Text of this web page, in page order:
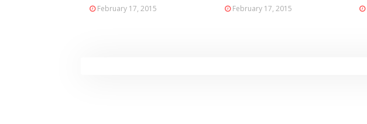
February 17, 2015 February 17, 2015